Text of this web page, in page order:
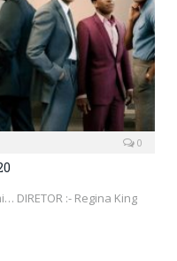
0
DIRETOR :- Regina King